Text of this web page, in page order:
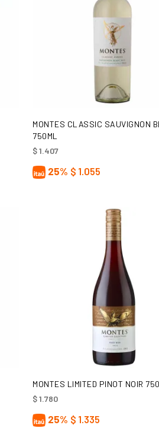
AÑADIR AL CARRITO
MONTES CLASSIC SAUVIGNON
750ML
$1.407
25% $ 1.055
AÑADIR AL CARRITO
MONTES LIMITED PINOT NOIR
$1.780
25% $ 1.335